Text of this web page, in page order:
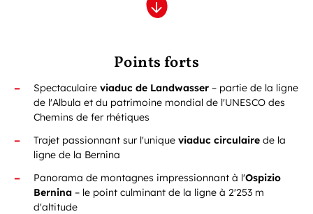
Points forts
Spectaculaire viaduc de Landwasser – partie de la ligne
de l'Albula et du patrimoine mondial de l'UNESCO des
Chemins de fer rhétiques
Trajet passionnant sur l'unique viaduc circulaire de la
ligne de la Bernina
Panorama de montagnes impressionnant à l'Ospizio
Bernina – le point culminant de la ligne à 2'253 m
d'altitude